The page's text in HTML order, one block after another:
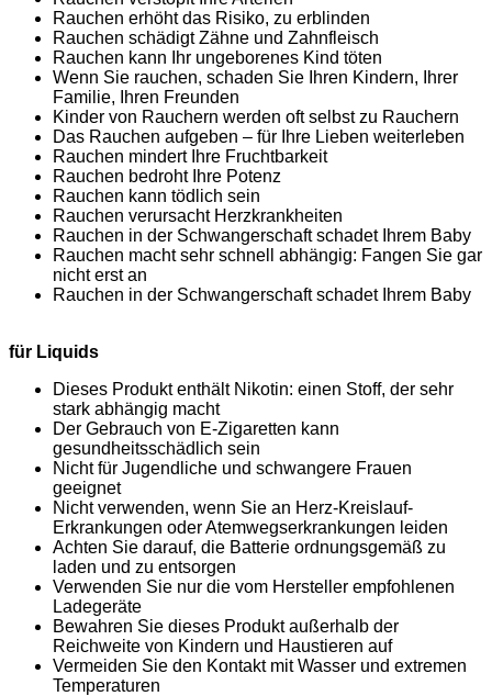
Rauchen erhöht das Risiko, zu erblinden
Rauchen schädigt Zähne und Zahnfleisch
Rauchen kann Ihr ungeborenes Kind töten
Wenn Sie rauchen, schaden Sie Ihren Kindern, Ihrer
Familie, Ihren Freunden
Kinder von Rauchern werden oft selbst zu Rauchern
Das Rauchen aufgeben – für Ihre Lieben weiterleben
Rauchen mindert Ihre Fruchtbarkeit
Rauchen bedroht Ihre Potenz
Rauchen kann tödlich sein
Rauchen verursacht Herzkrankheiten
Rauchen in der Schwangerschaft schadet Ihrem Baby
Rauchen macht sehr schnell abhängig: Fangen Sie gar
nicht erst an
Rauchen in der Schwangerschaft schadet Ihrem Baby
für Liquids
Dieses Produkt enthält Nikotin: einen Stoff, der sehr
stark abhängig macht
Der Gebrauch von E-Zigaretten kann
gesundheitsschädlich sein
Nicht für Jugendliche und schwangere Frauen
geeignet
Nicht verwenden, wenn Sie an Herz-Kreislauf-
Erkrankungen oder Atemwegserkrankungen leiden
Achten Sie darauf, die Batterie ordnungsgemäß zu
laden und zu entsorgen
Verwenden Sie nur die vom Hersteller empfohlenen
Ladegeräte
Bewahren Sie dieses Produkt außerhalb der
Reichweite von Kindern und Haustieren auf
Vermeiden Sie den Kontakt mit Wasser und extremen
Temperaturen